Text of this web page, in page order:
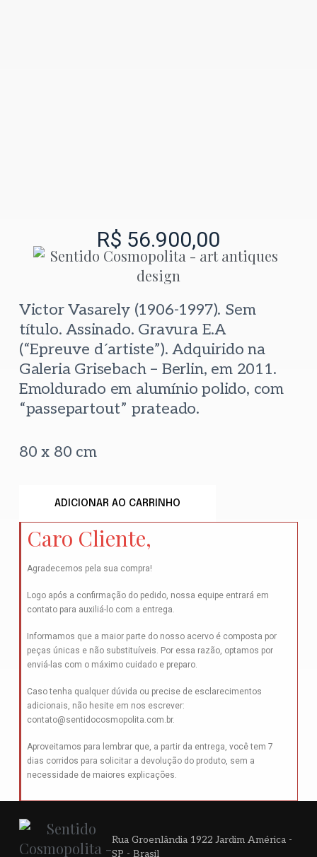
R$ 56.900,00
Victor Vasarely (1906-1997). Sem
título. Assinado. Gravura E.A
(“Epreuve d´artiste”). Adquirido na
Galeria Grisebach – Berlin, em 2011.
Emoldurado em alumínio polido, com
“passepartout” prateado.
80 x 80 cm
ADICIONAR AO CARRINHO
Caro Cliente,
Agradecemos pela sua compra!
Logo após a confirmação do pedido, nossa equipe entrará em
contato para auxiliá-lo com a entrega.
Informamos que a maior parte do nosso acervo é composta por
peças únicas e não substituíveis. Por essa razão, optamos por
enviá-las com o máximo cuidado e preparo.
Caso tenha qualquer dúvida ou precise de esclarecimentos
adicionais, não hesite em nos escrever:
contato@sentidocosmopolita.com.br.
Aproveitamos para lembrar que, a partir da entrega, você tem 7
dias corridos para solicitar a devolução do produto, sem a
necessidade de maiores explicações.
Rua Groenlândia 1922 Jardim América -
SP - Brasil